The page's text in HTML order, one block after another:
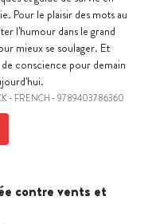
Pour le plaisir des mots au
l'humour dans le grand
mieux se soulager. Et
de conscience pour demain
- FRENCH - 9789403786360
contre vents et